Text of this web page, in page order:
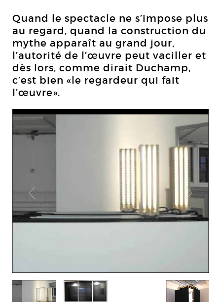
Quand le spectacle ne s’impose plus
au regard, quand la construction du
mythe apparaît au grand jour,
l’autorité de l’œuvre peut vaciller et
dès lors, comme dirait Duchamp,
c’est bien «le regardeur qui fait
l’œuvre».